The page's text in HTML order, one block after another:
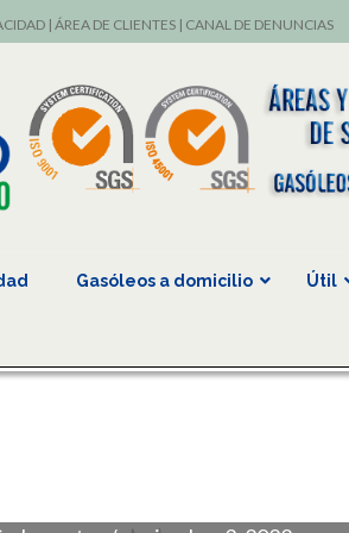
| ÁREA DE CLIENTES| CANAL DE DENUNCIAS
Gasóleos a domicilio Útil